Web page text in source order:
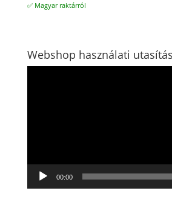
✅ Magyar raktárról
Webshop használati
00:00